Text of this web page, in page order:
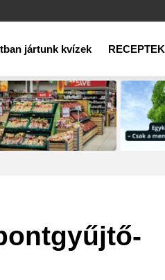
jártunk kvízek RECEPTEK